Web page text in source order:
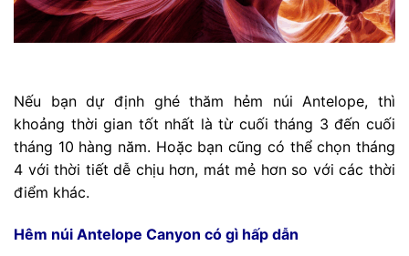
Nếu bạn dự định ghé thăm hẻm núi Antelope, thì
khoảng thời gian tốt nhất là từ cuối tháng 3 đến cuối
tháng 10 hàng năm. Hoặc bạn cũng có thể chọn tháng
4 với thời tiết dễ chịu hơn, mát mẻ hơn so với các thời
điểm khác.
Hêm núi Antelope Canyon có gì hấp dẫn